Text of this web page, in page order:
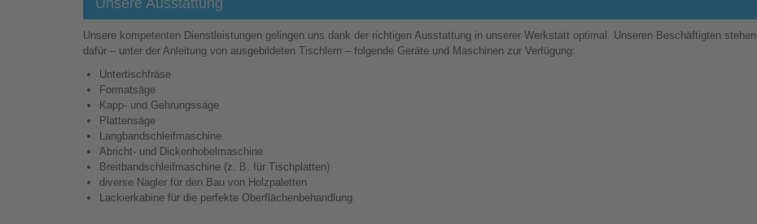
Unsere Ausstattung
Unsere kompetenten Dienstleistungen gelingen uns dank der richtigen Ausstattung in unserer Werkstatt optimal. Unseren Beschäftigten stehen
dafür – unter der Anleitung von ausgebildeten Tischlern – folgende Geräte und Maschinen zur Verfügung:
Untertischfräse
Formatsäge
Kapp- und Gehrungssäge
Plattensäge
Langbandschleifmaschine
Abricht- und Dickenhobelmaschine
Breitbandschleifmaschine (z. B. für Tischplatten)
diverse Nagler für den Bau von Holzpaletten
Lackierkabine für die perfekte Oberflächenbehandlung